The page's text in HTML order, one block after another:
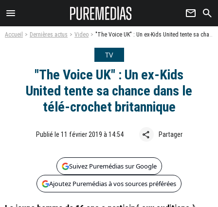
menu newsletter search
Accueil Dernières actus Video "The Voice UK" : Un ex-Kids United tente sa chance dans le télé-crochet britannique
TV
"The Voice UK" : Un ex-Kids
United tente sa chance dans le
télé-crochet britannique
Publié le 11 février 2019 à 14:54 share Partager
Suivez Puremédias sur Google
Ajoutez Puremédias à vos sources préférées